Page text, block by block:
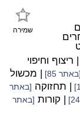
שמירה
| ריצוף וחיפוי
[באתר 85] | מכשול
| תחזוקה [באתר
| קורות [באתר